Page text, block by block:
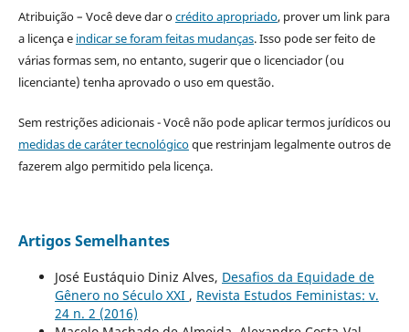
Atribuição – Você deve dar ocrédito apropriado, prover um link para
a licença e indicar se foram feitas mudanças. Isso pode ser feito de
várias formas sem, no entanto, sugerir que o licenciador (ou
licenciante) tenha aprovado o uso em questão.
Sem restrições adicionais - Você não pode aplicar termos jurídicos ou
medidas de caráter tecnológicoque restrinjam legalmente outros de
fazerem algo permitido pela licença.
Artigos Semelhantes
José Eustáquio Diniz Alves, Desafios da Equidade de
Gênero no Século XXI , Revista Estudos Feministas: v.
24 n. 2 (2016)